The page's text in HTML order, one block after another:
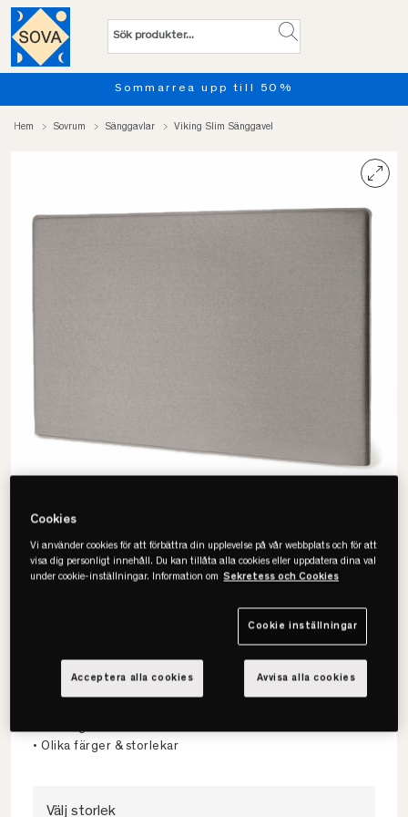
Sommarrea upp till 50%
Hem Sovrum Sänggavlar Viking Slim Sänggavel
Slim Sänggavel
• Olika färger & storlekar
Välj storlek
Cookies
Vi använder cookies för att förbättra din upplevelse på vår webbplats och för att
visa dig personligt innehåll. Du kan tillåta alla cookies eller uppdatera dina val
under cookie-inställningar. Information om Sekretess och Cookies
Cookie inställningar
Avvisa alla cookies
Acceptera alla cookies